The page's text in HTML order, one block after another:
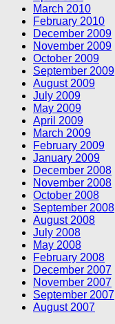
March 2010
February 2010
December 2009
November 2009
October 2009
September 2009
August 2009
July 2009
May 2009
April 2009
March 2009
February 2009
January 2009
December 2008
November 2008
October 2008
September 2008
August 2008
July 2008
May 2008
February 2008
December 2007
November 2007
September 2007
August 2007